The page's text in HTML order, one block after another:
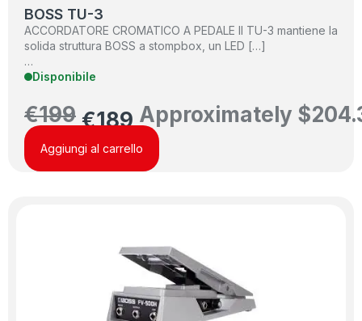
BOSS TU-3
ACCORDATORE CROMATICO A PEDALE Il TU-3 mantiene la
solida struttura BOSS a stompbox, un LED […]
…
Disponibile
€199 €189 Approximately $
Aggiungi al carrello